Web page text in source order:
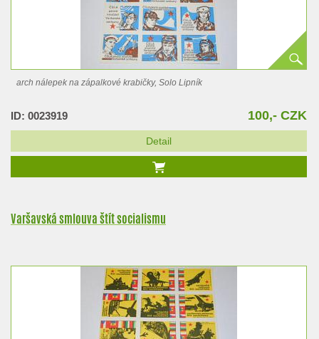
arch nálepek na zápalkové krabičky, Solo Lipník
ID: 0023919 100,- CZK
Detail
Varšavská smlouva štít socialismu